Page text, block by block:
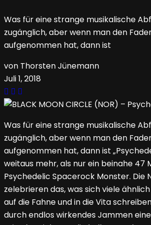
Was für eine strange musikalische
zugänglich, aber wenn man den
aufgenommen hat, dann ist
von Thorsten Jünemann
Juli 1, 2018
Was für eine strange musikalische
zugänglich, aber wenn man den
aufgenommen hat, dann ist
weitaus mehr, als nur ein beinahe 47
Psychedelic Spacerock Monster. Die
zelebrieren das, was sich viele
auf die Fahne und in die Vita
durch endlos wirkendes Jammen